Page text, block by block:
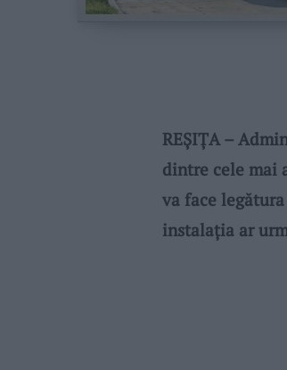
REȘIȚA –
dintre cele mai
va face
instalația ar